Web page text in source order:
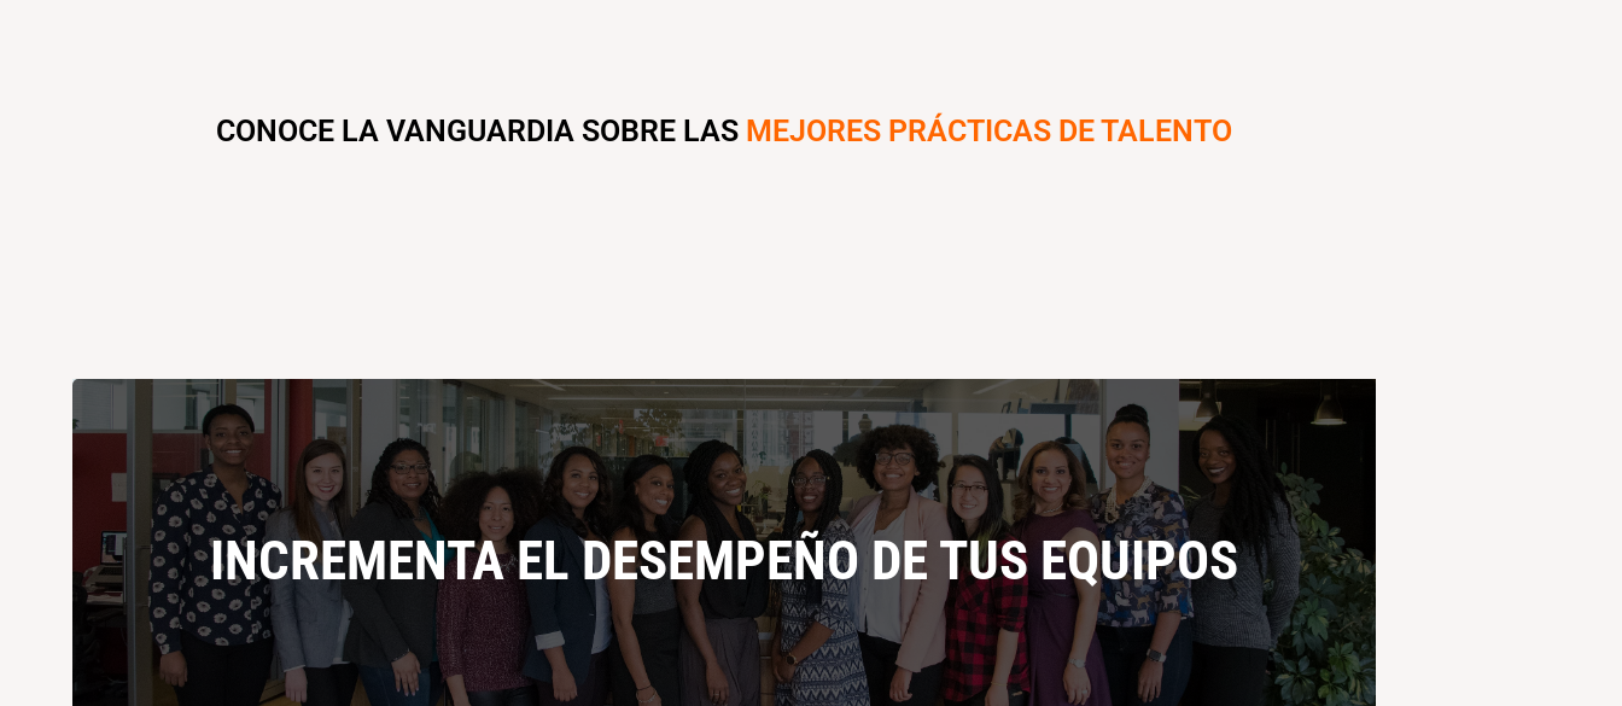
CONOCE LA VANGUARDIA SOBRE LAS MEJORES PRÁCTICAS DE TALENTO
INCREMENTA EL DESEMPEÑO DE TUS EQUIPOS
INCREMENTA EL DESEMPEÑO DE TUS EQUIPOS
Próximamente